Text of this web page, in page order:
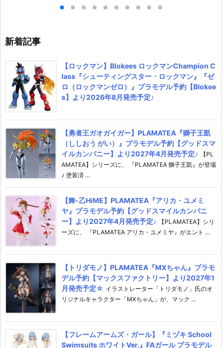
スマイルカンパニー】より202
新着記事
【ロックマン】Blokees ロックマンChampion C
lass『シューティングスター・ロックマン』『ゼ
ロ（ロックマンゼロ）』プラモデル予約【Blokee
s】より2026年8月発売予定♪
【勇者王ガオガイガー】PLAMATEA『獅子王凱
（ししおう がい）』プラモデル予約【グッドスマ
イルカンパニー】より2027年4月発売予定♪
【PL
AMATEA】シリーズに、 『PLAMATEA 獅子王凱』が登場
♪ 塗装済 ...
【舞-乙HiME】PLAMATEA『アリカ・ユメミ
ヤ』プラモデル予約【グッドスマイルカンパニ
ー】より2027年4月発売予定♪
【PLAMATEA】シリ
ーズに、 『PLAMATEA アリカ・ユメミヤ』がエント ...
【トリダモノ】PLAMATEA『MXちゃん』プラモ
デル予約【マックスファクトリー】より2027年1
月発売予定☆ イラストレーター「トリダモノ」氏のオ
リジナルキャラクター「MXちゃん」が、マック ...
【フレームアームズ・ガール】『ミヅキ School
Swimsuits ホワイトVer.』FAガール プラモデル